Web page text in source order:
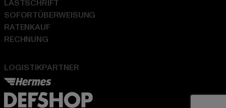
LOGISTIKPARTNER
LASTSCHRIFT
SOFORTÜBERWEISUNG
RATENKAUF
RECHNUNG